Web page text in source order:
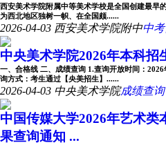
西安美术学院附属中等美术学校是全国创建最早
为西北地区独树一帜、在全国颇......
2026-04-03 西安美术学院附中中
中央美术学院2026年本科招
一、合格线 二、成绩查询 1.查询开放时间：
询方式：考生通过【央美招生】......
2026-04-03 中央美术学院成绩查询
中国传媒大学2026年艺术类
果查询通知 ...